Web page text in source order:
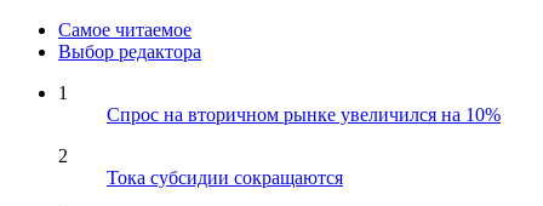
Самое читаемое
Выбор редактора
1
Спрос на вторичном рынке увеличился на 10%
2
Тока субсидии сокращаются